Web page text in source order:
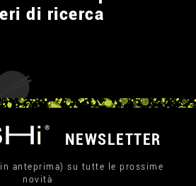
di ricerca
NEWSLETTER
anteprima) su tutte le prossime
novità